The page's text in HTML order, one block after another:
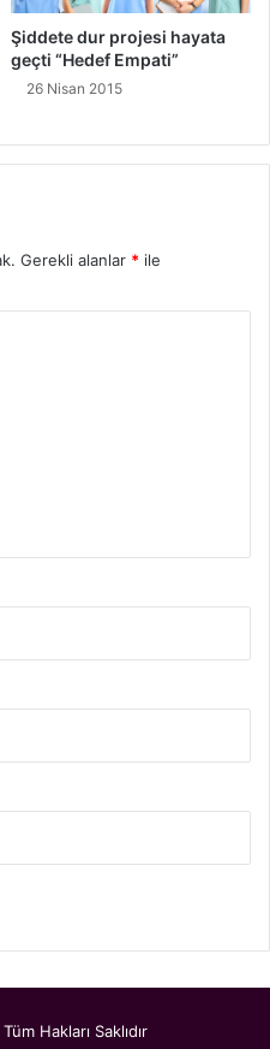
Şiddete dur projesi hayata
geçti “Hedef Empati”
26 Nisan 2015
Gerekli alanlar * ile
Hakları Saklıdır